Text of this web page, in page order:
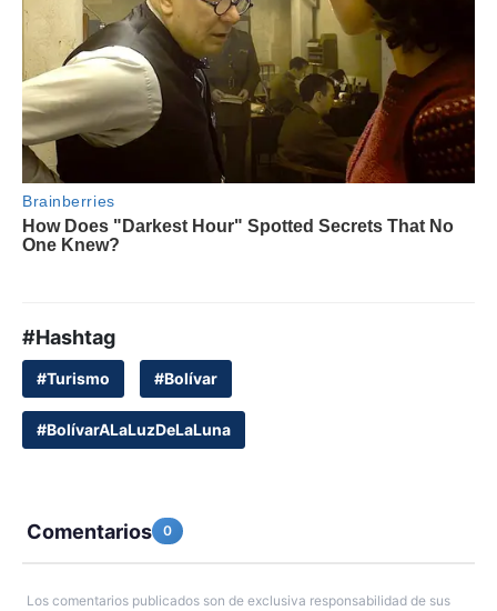
#Hashtag
#Turismo #Bolívar
#BolívarALaLuzDeLaLuna
Comentarios 0
Los comentarios publicados son de exclusiva responsabilidad de sus